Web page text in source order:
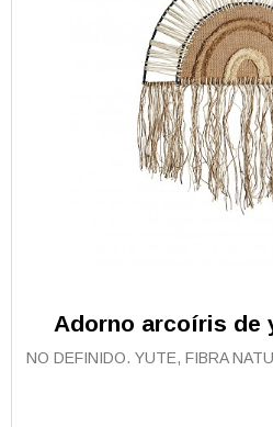
Adorno arcoíris de
NO DEFINIDO. YUTE, FIBRA